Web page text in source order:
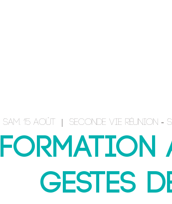
sam. 15 août
  |
Seconde Vie Réunion -
Formation
gestes